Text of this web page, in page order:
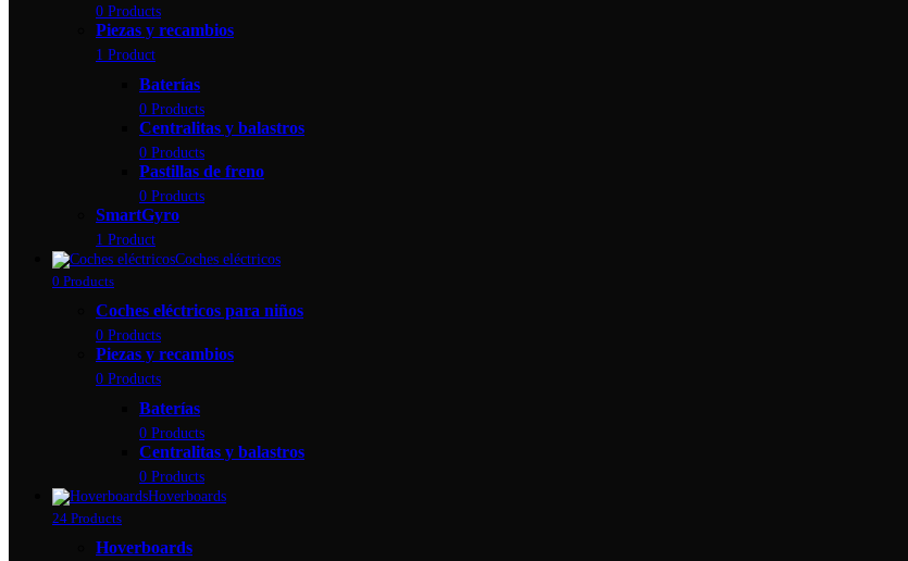
0 Products
Piezas y recambios
1 Product
Baterías
0 Products
Centralitas y balastros
0 Products
Pastillas de freno
0 Products
SmartGyro
1 Product
Coches eléctricos
0 Products
Coches eléctricos para niños
0 Products
Piezas y recambios
0 Products
Baterías
0 Products
Centralitas y balastros
0 Products
Hoverboards
24 Products
Hoverboards